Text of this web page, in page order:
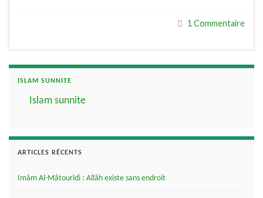
1 Commentaire
ISLAM SUNNITE
Islam sunnite
ARTICLES RÉCENTS
Imâm Al-Mâtourîdi : Allâh existe sans endroit